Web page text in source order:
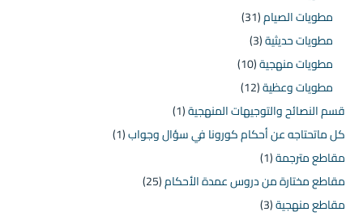
مطويات الصيام(31)
مطويات حديثية(3)
مطويات منهجية(10)
مطويات وعظية(12)
قسم النصائح والتوجيهات المنهجية(1)
كل ماتحتاجه عن أحكام كورونا في سؤال وجواب(1)
مقاطع مترجمة(1)
مقاطع مختارة من دروس عمدة الأحكام(25)
مقاطع منهجية(3)